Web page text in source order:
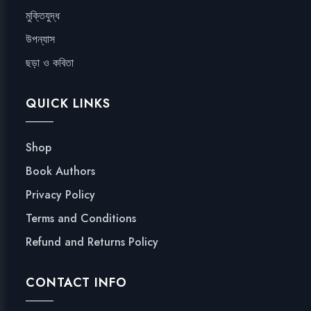
মুক্তিযুদ্ধ
উপন্যাস
ছড়া ও কবিতা
QUICK LINKS
Shop
Book Authors
Privacy Policy
Terms and Conditions
Refund and Returns Policy
CONTACT INFO